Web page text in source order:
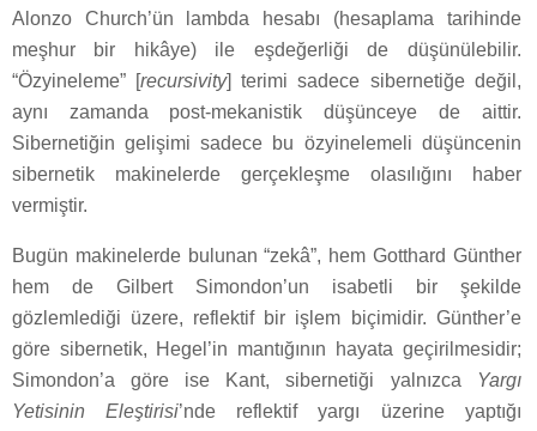
Alonzo Church’ün lambda hesabı (hesaplama tarihinde
meşhur bir hikâye) ile eşdeğerliği de düşünülebilir.
“Özyineleme” [recursivity] terimi sadece sibernetiğe değil,
aynı zamanda post-mekanistik düşünceye de aittir.
Sibernetiğin gelişimi sadece bu özyinelemeli düşüncenin
sibernetik makinelerde gerçekleşme olasılığını haber
vermiştir.
Bugün makinelerde bulunan “zekâ”, hem Gotthard Günther
hem de Gilbert Simondon’un isabetli bir şekilde
gözlemlediği üzere, reflektif bir işlem biçimidir. Günther’e
göre sibernetik, Hegel’in mantığının hayata geçirilmesidir;
Simondon’a göre ise Kant, sibernetiği yalnızca
Yargı
Yetisinin Eleştirisi’nde reflektif yargı üzerine yaptığı